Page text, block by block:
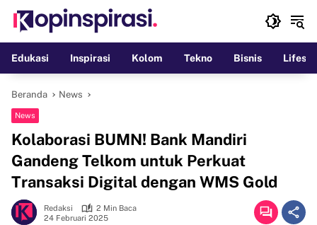
konten
Edukasi
Inspirasi Kolom Tekno Bisnis
Beranda News
News
Kolaborasi BUMN! Bank Mandiri
Gandeng Telkom untuk Perkuat
Transaksi Digital dengan WMS Gold
Redaksi
2 Min Baca
24 Februari 2025